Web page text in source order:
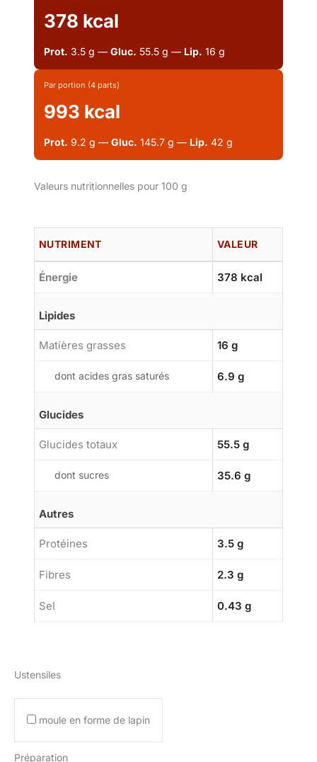
378 kcal
Prot. 3.5 g — Gluc. 55.5 g — Lip. 16 g
Par portion (4 parts)
993 kcal
Prot. 9.2 g — Gluc. 145.7 g — Lip. 42 g
Valeurs nutritionnelles pour 100 g
NUTRIMENT VALEUR
Énergie 378 kcal
Lipides
Matières grasses 16 g
dont acides gras saturés 6.9 g
Glucides
Glucides totaux 55.5 g
dont sucres 35.6 g
Autres
Protéines 3.5 g
Fibres 2.3 g
Sel 0.43 g
Ustensiles
moule en forme de lapin
Préparation